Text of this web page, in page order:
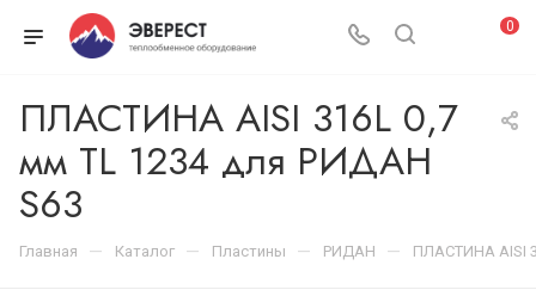
0
ПЛАСТИНА AISI 316L 0,7
мм TL 1234 для РИДАН
S63
Главная — Каталог — Пластины — РИДАН — ПЛАСТИНА AISI